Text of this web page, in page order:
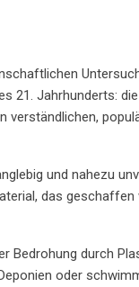
21. Jahrhunderts:
verständlichen,
und nahezu
das geschaffen
Bedrohung durch
oder